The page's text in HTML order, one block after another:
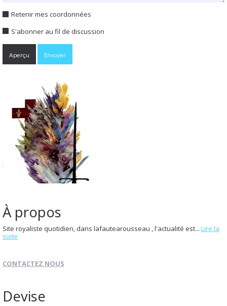
Retenir mes coordonnées
S'abonner au fil de discussion
À propos
Site royaliste quotidien, dans lafautearousseau , l'actualité est... Lire la
suite
CONTACTEZ NOUS
Devise